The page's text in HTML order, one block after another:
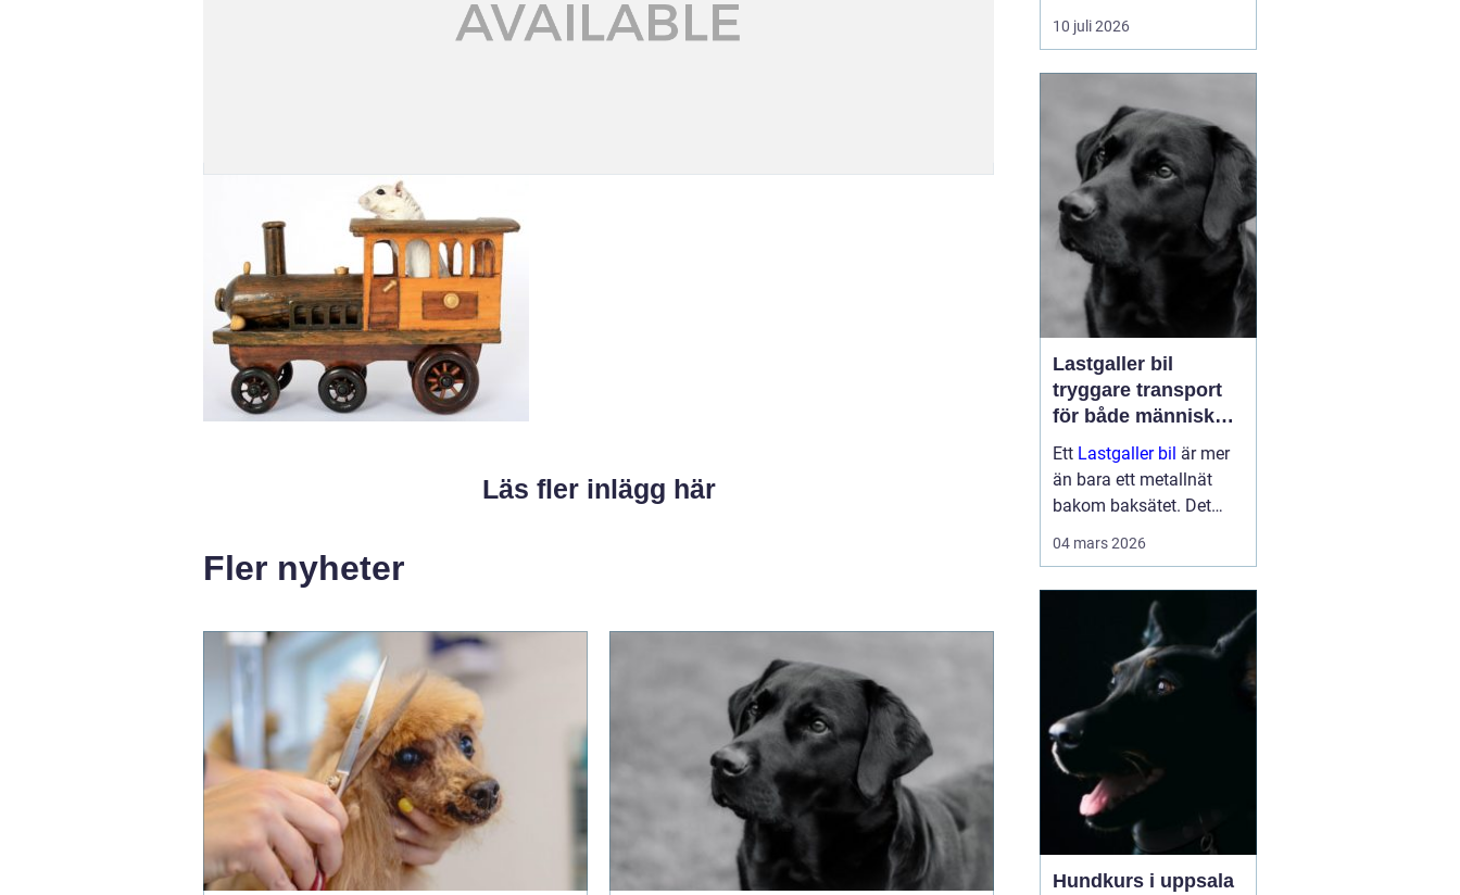
Läs fler inlägg här
Fler nyheter
sin hund professionell
pälsvård i en trygg miljö.
kännas överväldigande,
men med rätt k...
10 juli 2026
Lastgaller bil
tryggare transport
för både människor
och hundar
Ett Lastgaller bil är mer
än bara ett metallnät
bakom baksätet. Det
passagerare och djur vid
kraftiga inbromsningar
eller kollis...
04 mars 2026
Hundkurs i uppsala